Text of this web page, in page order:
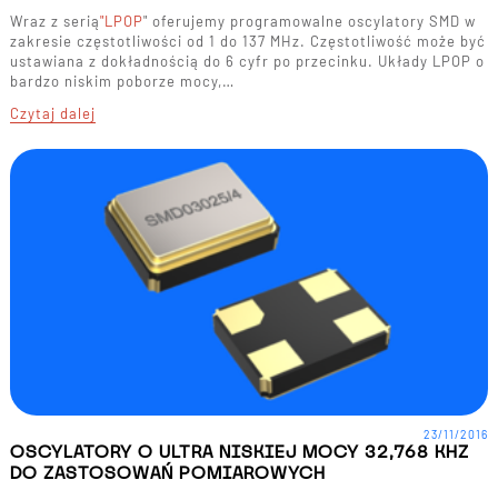
Wraz z serią"LPOP" oferujemy programowalne oscylatory SMD w
zakresie częstotliwości od 1 do 137 MHz. Częstotliwość może być
ustawiana z dokładnością do 6 cyfr po przecinku. Układy LPOP o
bardzo niskim poborze mocy,…
Czytaj dalej
OSCYLATORY O ULTRA NISKIEJ MOCY 32,768 KHZ
DO ZASTOSOWAŃ POMIAROWYCH
23/11/2016